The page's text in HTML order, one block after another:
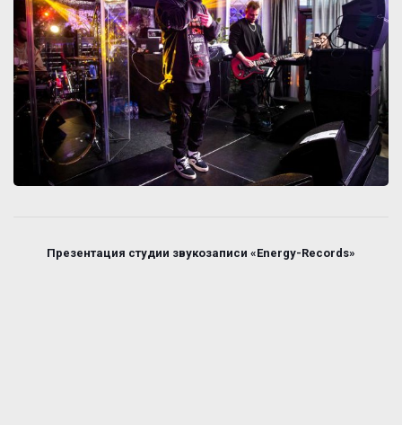
Презентация студии звукозаписи «Energy-Records»